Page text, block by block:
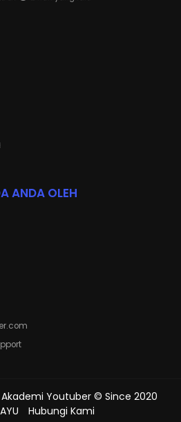
ANDA OLEH
Akademi Youtuber © Since 2020
Hubungi Kami